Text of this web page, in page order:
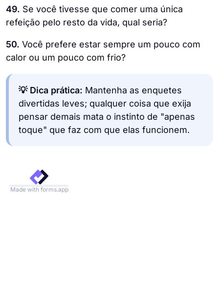
49. Se você tivesse que comer uma única
refeição pelo resto da vida, qual seria?
50. Você prefere estar sempre um pouco com
calor ou um pouco com frio?
💡 Dica prática: Mantenha as enquetes
divertidas leves; qualquer coisa que exija
pensar demais mata o instinto de "apenas
toque" que faz com que elas funcionem.